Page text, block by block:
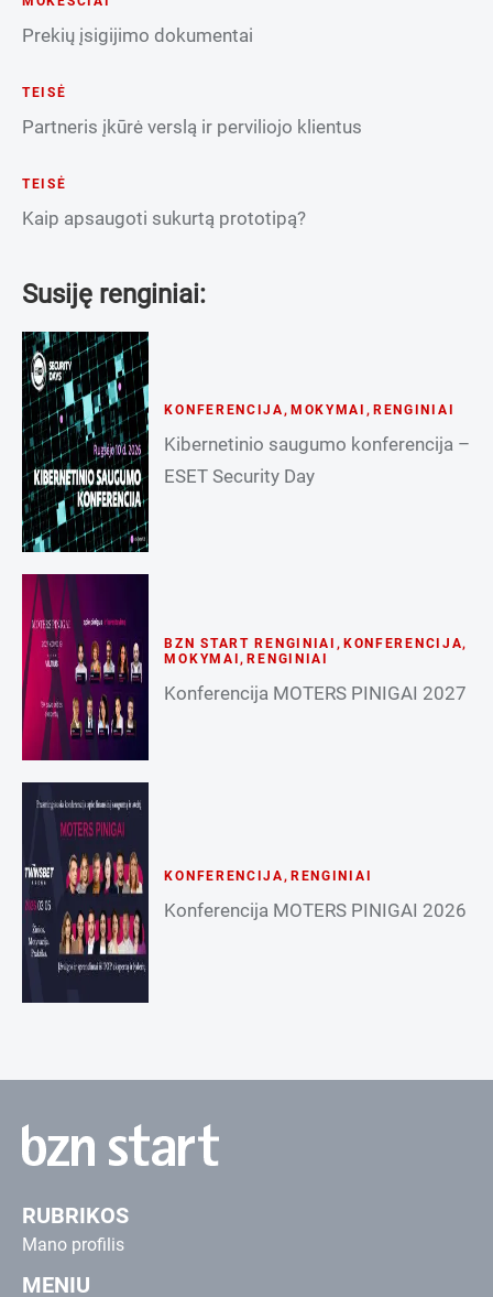
Prekių įsigijimo dokumentai
TEISĖ
Partneris įkūrė verslą ir perviliojo klientus
TEISĖ
Kaip apsaugoti sukurtą prototipą?
Susiję renginiai:
KONFERENCIJA , MOKYMAI , RENGINIAI
Kibernetinio saugumo konferencija –
ESET Security Day
BZN START RENGINIAI , KONFERENCIJA,
MOKYMAI ,RENGINIAI
Konferencija MOTERS PINIGAI 2027
KONFERENCIJA, RENGINIAI
Konferencija MOTERS PINIGAI 2026
RUBRIKOS
Mano profilis
MENIU